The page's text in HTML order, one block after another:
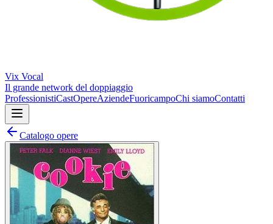
Vix Vocal
Il grande network del doppiaggio
ProfessionistiCastOpereAziendeFuoricampoChi siamoContatti
Catalogo opere